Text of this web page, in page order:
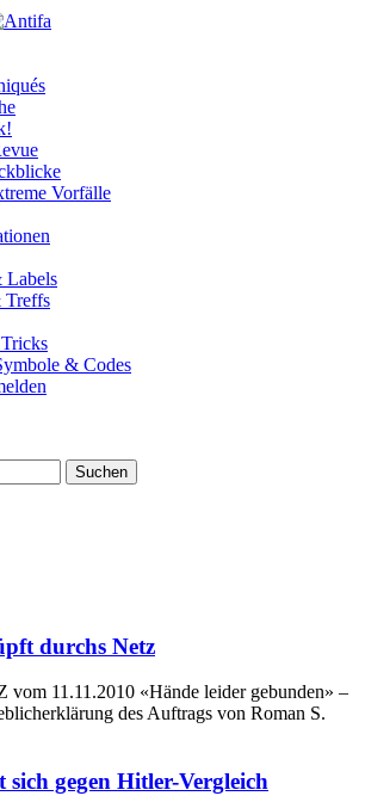
Vorfälle
Labels
Treffs
& Codes
durchs Netz
vom 11.11.2010 «Hände leider gebunden» –
des Auftrags von Roman S.
gegen Hitler-Vergleich